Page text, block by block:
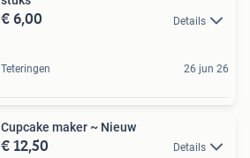
€ 6,00 Details
Teteringen 26 jun 26
Cupcake maker ~ Nieuw
€ 12,50 Details